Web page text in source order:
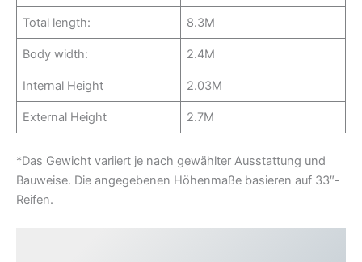
Total length: 8.3M
Body width: 2.4M
Internal Height 2.03M
External Height 2.7M
*Das Gewicht variiert je nach gewählter Ausstattung und
Bauweise. Die angegebenen Höhenmaße basieren auf 33″-
Reifen.